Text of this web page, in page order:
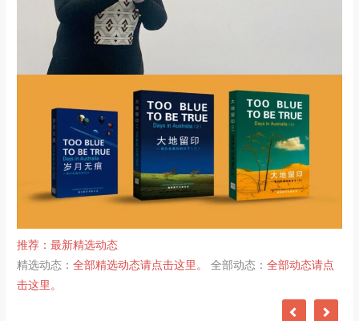
推荐：最新精选动态
精选动态：全部精选动态请点击这里。 全部动态：全部动态请点
击这里。